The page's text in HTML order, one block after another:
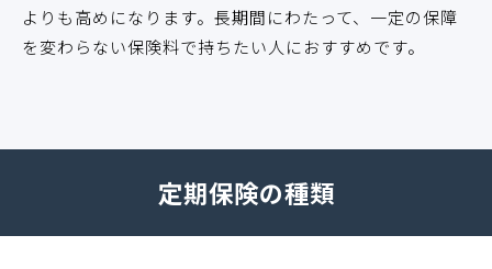
よりも高めになります。長期間にわたって、一定の保障
を変わらない保険料で持ちたい人におすすめです。
定期保険の種類